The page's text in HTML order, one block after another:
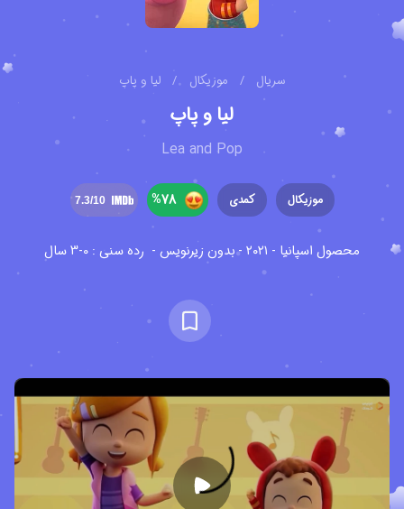
سریال / موزیکال / لیا و پاپ
لیا و پاپ
Lea and Pop
موزیکال کمدی 78
%
7.3/10
محصول اسپانیا - ۲۰۲۱ - بدون زیرنویس - رده سنی : 0-3 سال